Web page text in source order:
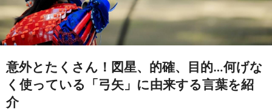
意外とたくさん！図星、的確、目的…何げな
く使っている「弓矢」に由来する言葉を紹
介